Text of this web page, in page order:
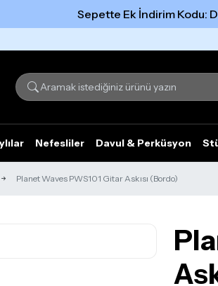
Sepette Ek İndirim Kodu:
Nefesliler Davul & Perküsyon
Planet Waves PWS101 Gitar Askısı (Bordo)
Tümünü gör